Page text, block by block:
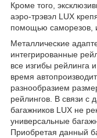
Кроме того,
аэро-трэвэл LUX
помощью саморезов,
Металлические
интегрированные
все изгибы рейлинга
время
разнообразием
рейлингов. В связи с
багажников LUX не
универсальные
Приобретая данный